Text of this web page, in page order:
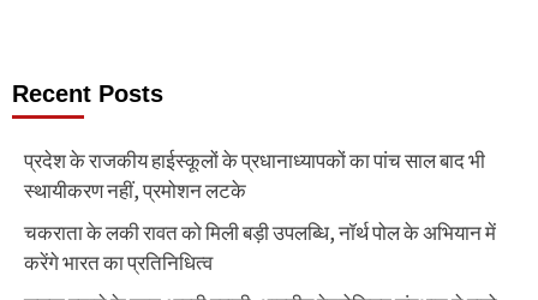
Recent Posts
प्रदेश के राजकीय हाईस्कूलों के प्रधानाध्यापकों का पांच साल बाद भी
स्थायीकरण नहीं, प्रमोशन लटके
चकराता के लकी रावत को मिली बड़ी उपलब्धि, नॉर्थ पोल के अभियान में
करेंगे भारत का प्रतिनिधित्व